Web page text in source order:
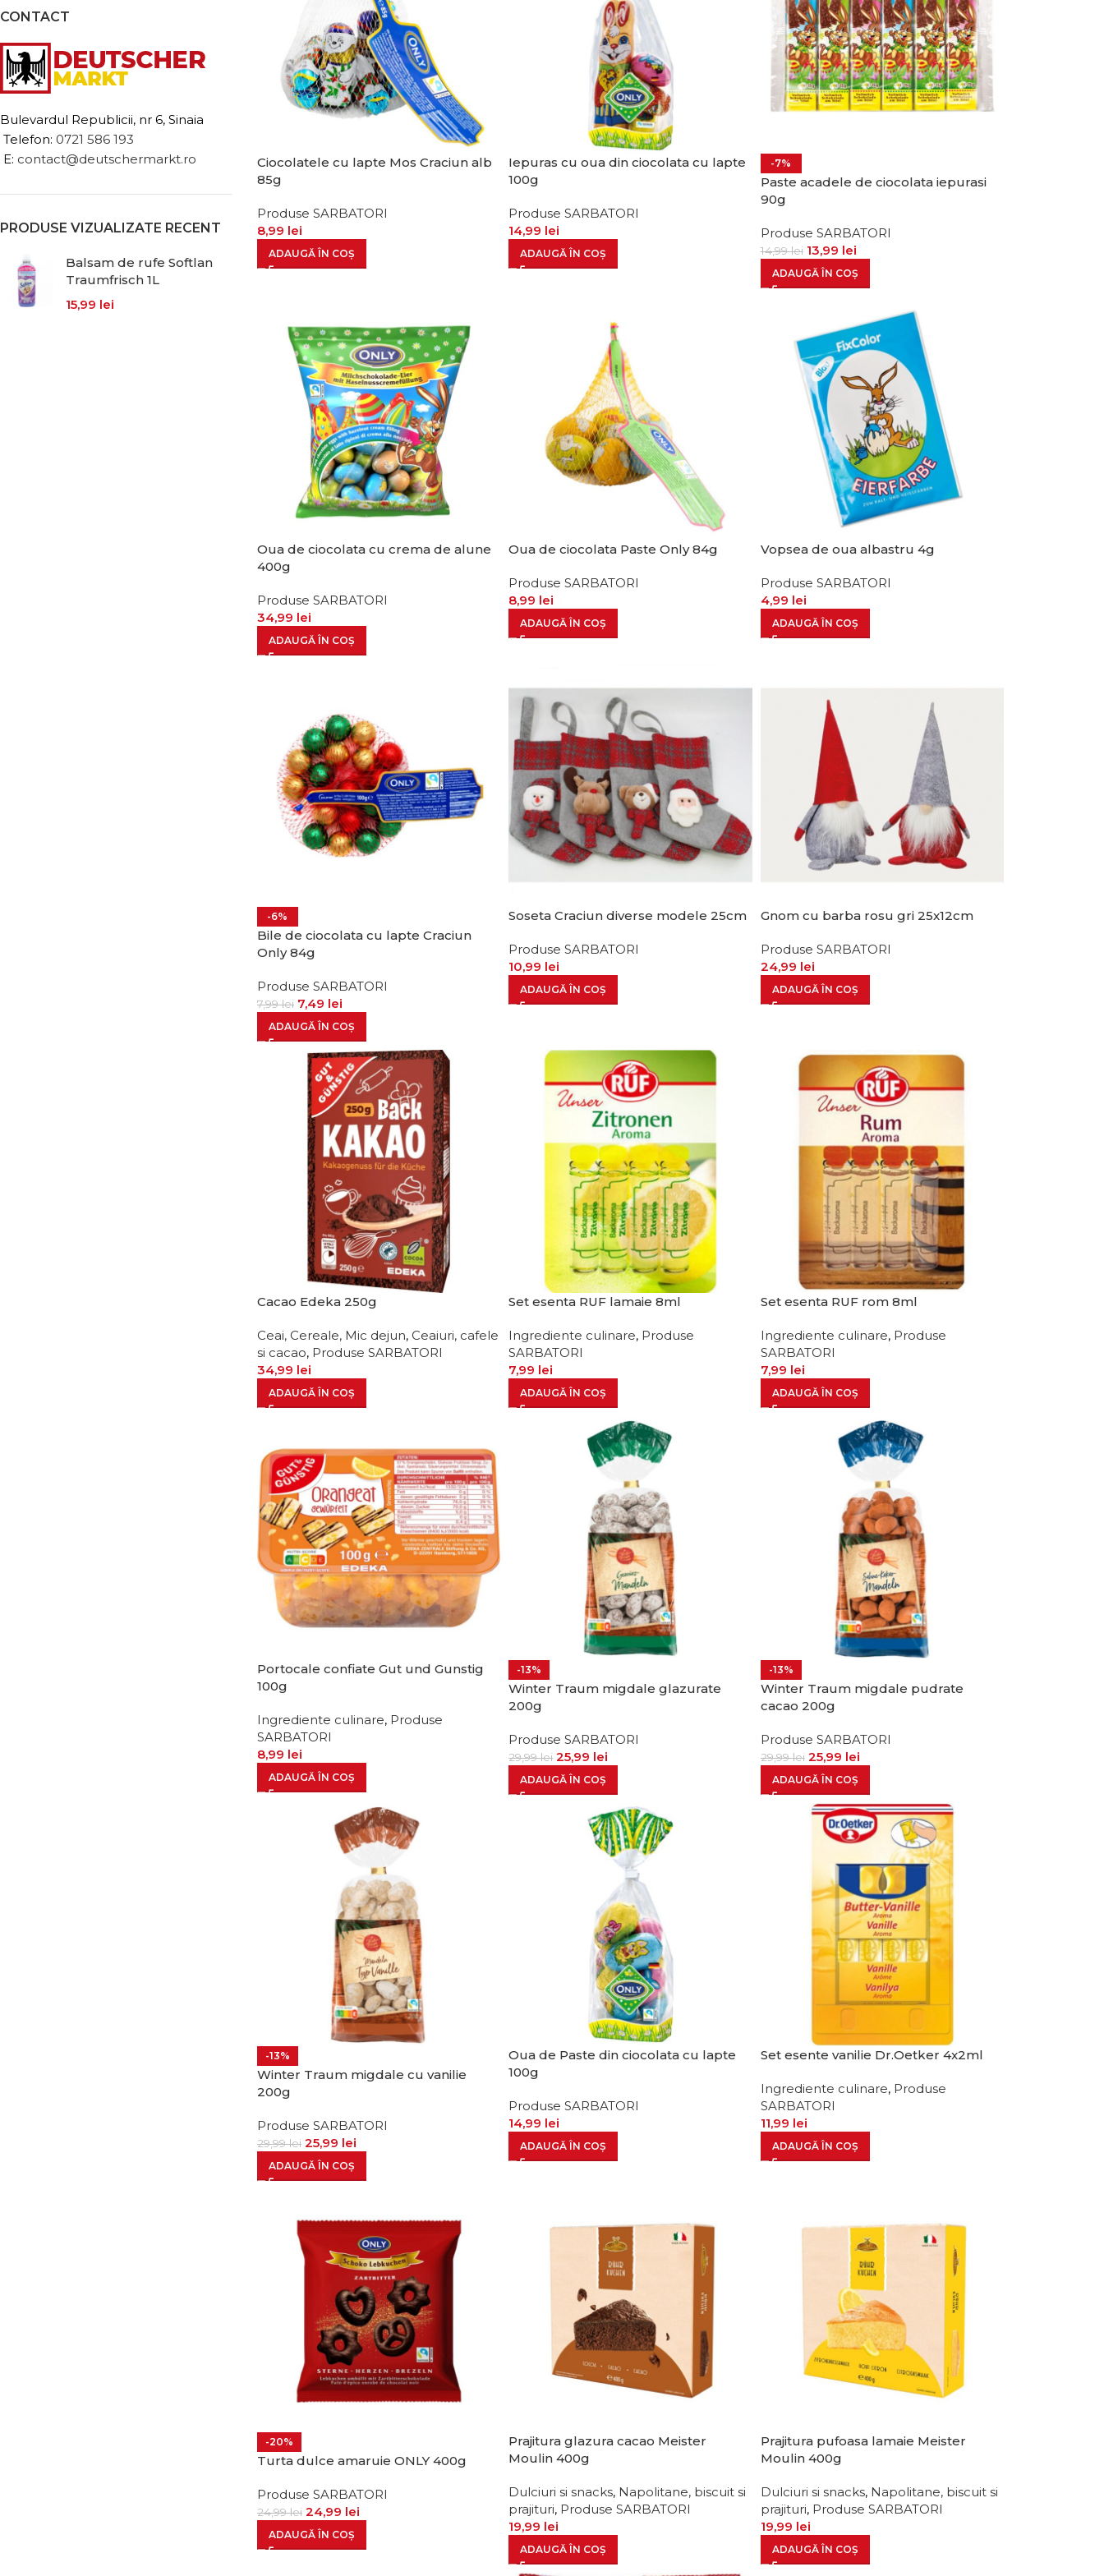
CONTACT
Bulevardul Republicii, nr 6, Sinaia
Telefon: 0721 586 193
E: contact@deutschermarkt.ro
PRODUSE VIZUALIZATE RECENT
Balsam de rufe Softlan
Traumfrisch 1L
15,99 lei
Ciocolatele cu lapte Mos Craciun alb
85g
Produse SARBATORI
8,99 lei
ADAUGĂ ÎN COȘ
Iepuras cu oua din ciocolata cu lapte
100g
Produse SARBATORI
14,99 lei
ADAUGĂ ÎN COȘ
-7%
Paste acadele de ciocolata iepurasi
90g
Produse SARBATORI
14,99lei 13,99 lei
ADAUGĂ ÎN COȘ
Oua de ciocolata cu crema de alune
400g
Produse SARBATORI
34,99 lei
ADAUGĂ ÎN COȘ
Oua de ciocolata Paste Only 84g
Produse SARBATORI
8,99 lei
ADAUGĂ ÎN COȘ
Vopsea de oua albastru 4g
Produse SARBATORI
4,99 lei
ADAUGĂ ÎN COȘ
-6%
Bile de ciocolata cu lapte Craciun
Only 84g
Produse SARBATORI
7,99lei 7,49 lei
ADAUGĂ ÎN COȘ
Soseta Craciun diverse modele 25cm
Produse SARBATORI
10,99 lei
ADAUGĂ ÎN COȘ
Gnom cu barba rosu gri 25x12cm
Produse SARBATORI
24,99 lei
ADAUGĂ ÎN COȘ
Cacao Edeka 250g
Ceai, Cereale, Mic dejun, Ceaiuri, cafele
si cacao, Produse SARBATORI
34,99 lei
ADAUGĂ ÎN COȘ
Set esenta RUF lamaie 8ml
Ingrediente culinare, Produse
SARBATORI
7,99 lei
ADAUGĂ ÎN COȘ
Set esenta RUF rom 8ml
Ingrediente culinare, Produse
SARBATORI
7,99 lei
ADAUGĂ ÎN COȘ
Portocale confiate Gut und Gunstig
100g
Ingrediente culinare, Produse
SARBATORI
8,99 lei
ADAUGĂ ÎN COȘ
-13%
Winter Traum migdale glazurate
200g
Produse SARBATORI
29,99lei 25,99 lei
ADAUGĂ ÎN COȘ
-13%
Winter Traum migdale pudrate
cacao 200g
Produse SARBATORI
29,99lei 25,99 lei
ADAUGĂ ÎN COȘ
-13%
Winter Traum migdale cu vanilie
200g
Produse SARBATORI
29,99lei 25,99 lei
ADAUGĂ ÎN COȘ
Oua de Paste din ciocolata cu lapte
100g
Produse SARBATORI
14,99 lei
ADAUGĂ ÎN COȘ
Set esente vanilie Dr.Oetker 4x2ml
Ingrediente culinare, Produse
SARBATORI
11,99 lei
ADAUGĂ ÎN COȘ
-20%
Turta dulce amaruie ONLY 400g
Produse SARBATORI
24,99lei 24,99 lei
ADAUGĂ ÎN COȘ
Prajitura glazura cacao Meister
Moulin 400g
Dulciuri si snacks, Napolitane, biscuit si
prajituri, Produse SARBATORI
19,99 lei
ADAUGĂ ÎN COȘ
Prajitura pufoasa lamaie Meister
Moulin 400g
Dulciuri si snacks, Napolitane, biscuit si
prajituri, Produse SARBATORI
19,99 lei
ADAUGĂ ÎN COȘ